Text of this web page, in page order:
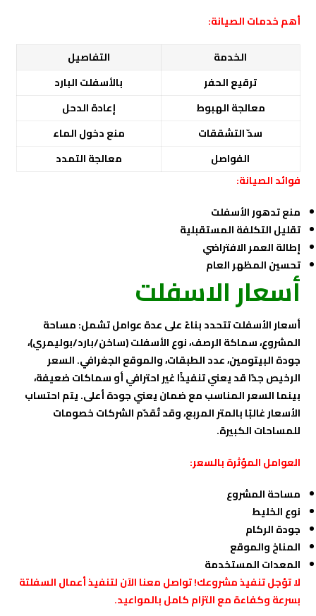
أهم خدمات الصيانة:
الخدمة
التفاصيل
ترقيع الحفر
بالأسفلت البارد
معالجة الهبوط
إعادة الدحل
سدّ التشققات
منع دخول الماء
الفواصل
معالجة التمدد
فوائد الصيانة:
منع تدهور الأسفلت
تقليل التكلفة المستقبلية
إطالة العمر الافتراضي
تحسين المظهر العام
أسعار الاسفلت
أسعار الأسفلت تتحدد بناءً على عدة عوامل تشمل: مساحة
المشروع، سماكة الرصف، نوع الأسفلت (ساخن/بارد/بوليمري)،
جودة البيتومين، عدد الطبقات، والموقع الجغرافي. السعر
الرخيص جدًا قد يعني تنفيذًا غير احترافي أو سماكات ضعيفة،
بينما السعر المناسب مع ضمان يعني جودة أعلى. يتم احتساب
الأسعار غالبًا بالمتر المربع، وقد تُقدّم الشركات خصومات
للمساحات الكبيرة.
العوامل المؤثرة بالسعر:
مساحة المشروع
نوع الخليط
جودة الركام
المناخ والموقع
المعدات المستخدمة
لا تؤجل تنفيذ مشروعك! تواصل معنا الآن لتنفيذ أعمال السفلتة
بسرعة وكفاءة مع التزام كامل بالمواعيد.